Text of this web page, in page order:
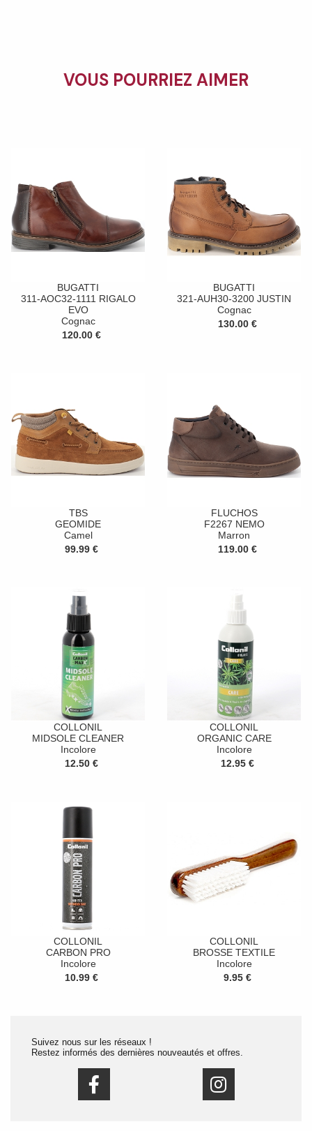
VOUS POURRIEZ AIMER
BUGATTI
311-AOC32-1111 RIGALO
EVO
Cognac
120.00 €
BUGATTI
321-AUH30-3200 JUSTIN
Cognac
130.00 €
TBS
GEOMIDE
Camel
99.99 €
FLUCHOS
F2267 NEMO
Marron
119.00 €
COLLONIL
MIDSOLE CLEANER
Incolore
12.50 €
COLLONIL
ORGANIC CARE
Incolore
12.95 €
COLLONIL
CARBON PRO
Incolore
10.99 €
COLLONIL
BROSSE TEXTILE
Incolore
9.95 €
Suivez nous sur les réseaux !
Restez informés des dernières nouveautés et offres.